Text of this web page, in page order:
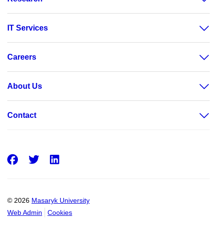
IT Services
Careers
About Us
Contact
© 2026 Masaryk University
Web Admin
Cookies
Facebook
Twitter